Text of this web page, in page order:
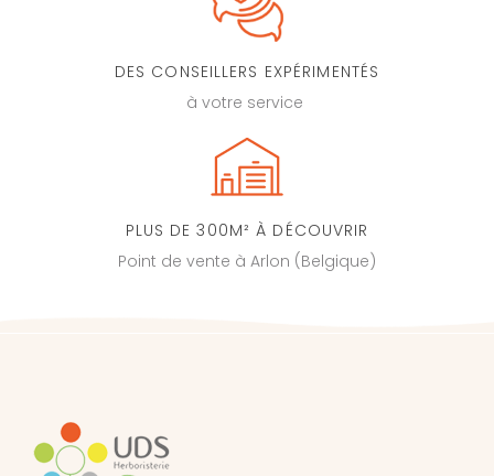
DES CONSEILLERS EXPÉRIMENTÉS
à votre service
PLUS DE 300M² À DÉCOUVRIR
Point de vente à Arlon (Belgique)